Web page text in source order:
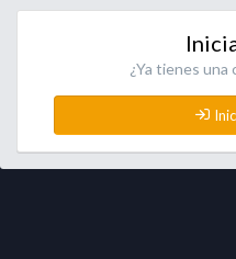
¿Ya tienes una